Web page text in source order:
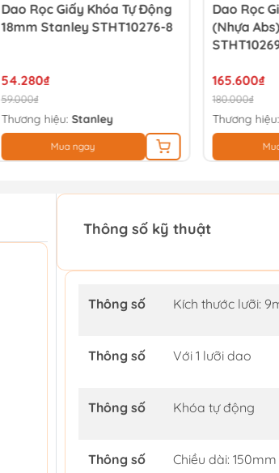
Dao Rọc Giấy Khóa Tự Động
18mm Stanley STHT10276-8
54.280₫
59.000₫
Thương hiệu: Stanley
Mua ngay
Dao Rọc
(nhựa
165.600₫
180.000₫
Thương hiệu:
Thông số kỹ thuật
Thông số Kích thước lưỡi:
Thông số Với 1 lưỡi dao
Thông số Khóa tự động
Thông số Chiều dài: 150mm